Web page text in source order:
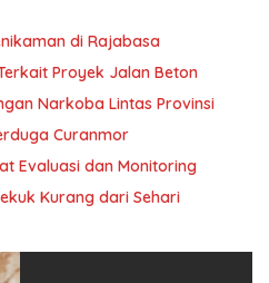
di Rajabasa
Proyek Jalan Beton
Narkoba Lintas Provinsi
Curanmor
Evaluasi dan Monitoring
Kurang dari Sehari